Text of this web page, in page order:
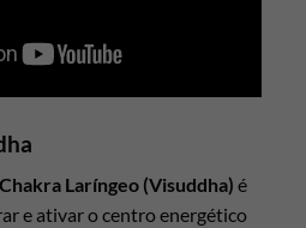
Chakra Laríngeo (Visuddha) é
e ativar o centro energético